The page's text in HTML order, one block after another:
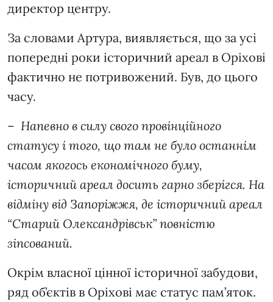
директор центру.
За словами Артура, виявляється, що за усі
попередні роки історичний ареал в Оріхові
фактично не потривожений. Був, до цього
часу.
– Напевно в силу свого провінційного
статусу і того, що там не було останнім
часом якогось економічного буму,
історичний ареал досить гарно зберігся. На
відміну від Запоріжжя, де історичний ареал
“Старий Олександрівськ” повністю
зіпсований.
Окрім власної цінної історичної забудови,
ряд об’єктів в Оріхові має статус пам’яток.